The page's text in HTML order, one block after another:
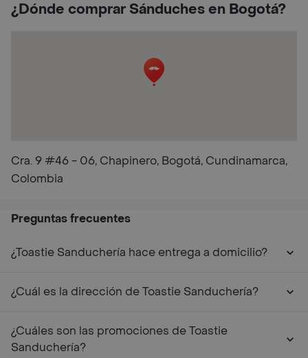
¿Dónde comprar Sánduches en Bogotá?
Cra. 9 #46 - 06, Chapinero, Bogotá, Cundinamarca,
Colombia
Preguntas frecuentes
¿Toastie Sanduchería hace entrega a domicilio?
¿Cuál es la dirección de Toastie Sanduchería?
¿Cuáles son las promociones de Toastie
Sanduchería?